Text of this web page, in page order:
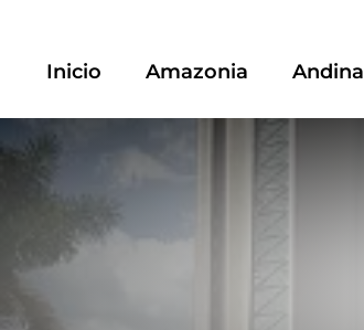
Inicio Amazonia Andina